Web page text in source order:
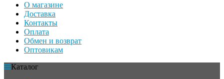
О магазине
Доставка
Контакты
Оплата
Обмен и возврат
Оптовикам
Каталог